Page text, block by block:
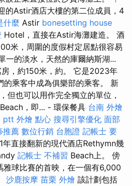
的Astir酒店大樓的第二位成員，4
什麼 Astir bonesetting house
Hotel，直接在Astir海灘建造。 酒
米，周圍的度假村定居點很容易
一的淡水，天然的庫爾納斯湖...
，約150米，約。 它是2023年
的乘客中成為俱樂部的乘客。 新
但也可以用作完全獨立的單位，
，即... - 環保餐具 台南 外燴
ptt 外燴 點心 搜尋引擎優化 面部
推薦 數位行銷 台胞證 記帳士 要
直接翻新的現代酒店Rethymn幾
記帳士 不補習 Beach上。 傍
雅球比賽的首映，在一個有6,000
沙鹿按摩 苗栗 外燴 該計劃包括